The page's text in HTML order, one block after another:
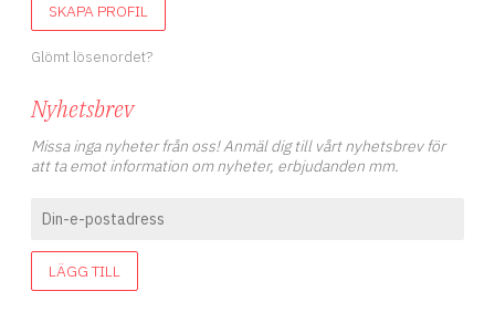
SKAPA PROFIL
Glömt lösenordet?
Nyhetsbrev
Missa inga nyheter från oss! Anmäl dig till vårt nyhetsbrev för
att ta emot information om nyheter, erbjudanden mm.
LÄGG TILL